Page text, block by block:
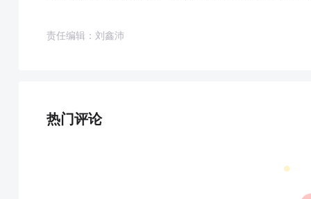
责任编辑：刘鑫沛
热门评论